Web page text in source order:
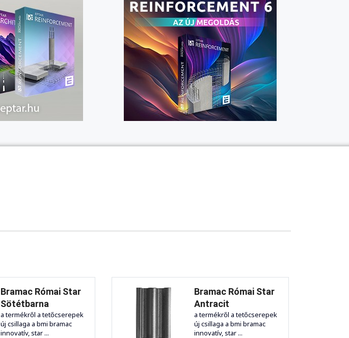
Bramac Római Star
Sötétbarna
a termékről a tetőcserepek
új csillaga a bmi bramac
innovatív, star ...
Bramac Római Star
Antracit
a termékről a tetőcserepek
új csillaga a bmi bramac
innovatív, star ...